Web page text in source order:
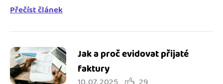
Přečíst článek
Jak a proč evidovat přijaté
faktury